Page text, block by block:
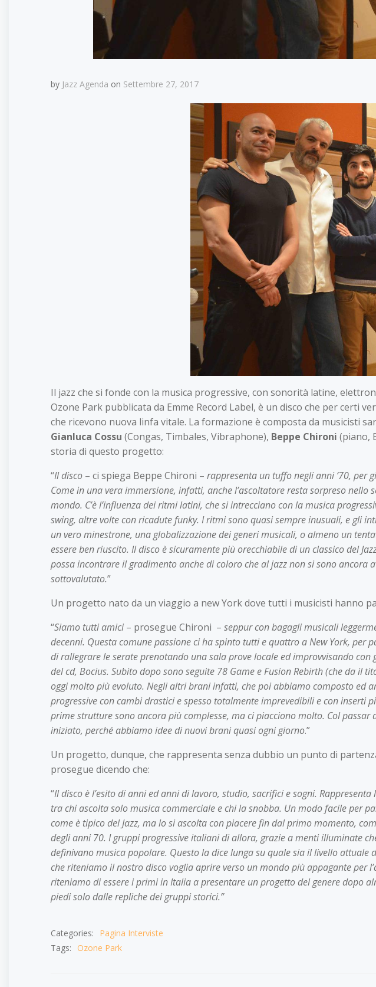
by Jazz Agenda on Settembre 27, 2017
Il jazz che si fonde con la musica progressive, con sonorità latine,
Ozone Park pubblicata da Emme Record Label, è un disco che per certi
che ricevono nuova linfa vitale. La formazione è composta da musicisti
Gianluca Cossu (Congas, Timbales, Vibraphone), Beppe Chironi (piano,
storia di questo progetto:
“Il disco – ci spiega Beppe Chironi – rappresenta un tuffo negli anni ‘70, per
Come in una vera immersione, infatti, anche l’ascoltatore resta sorpreso
mondo. C’è l’influenza dei ritmi latini, che si intrecciano con la musica
swing, altre volte con ricadute funky. I ritmi sono quasi sempre inusuali, e gli
un vero minestrone, una globalizzazione dei generi musicali, o almeno un
essere ben riuscito. Il disco è sicuramente più orecchiabile di un classico del
possa incontrare il gradimento anche di coloro che al jazz non si sono
sottovalutato.”
Un progetto nato da un viaggio a new York dove tutti i musicisti hanno
“Siamo tutti amici – prosegue Chironi – seppur con bagagli musicali
decenni. Questa comune passione ci ha spinto tutti e quattro a New York,
di rallegrare le serate prenotando una sala prove locale ed improvvisando
del cd, Bocius. Subito dopo sono seguite 78 Game e Fusion Rebirth (che da il
oggi molto più evoluto. Negli altri brani infatti, che poi abbiamo composto
progressive con cambi drastici e spesso totalmente imprevedibili e con
prime strutture sono ancora più complesse, ma ci piacciono molto. Col
iniziato, perché abbiamo idee di nuovi brani quasi ogni giorno.”
Un progetto, dunque, che rappresenta senza dubbio un punto di
prosegue dicendo che:
“Il disco è l’esito di anni ed anni di lavoro, studio, sacrifici e sogni.
tra chi ascolta solo musica commerciale e chi la snobba. Un modo facile per
come è tipico del Jazz, ma lo si ascolta con piacere fin dal primo momento,
degli anni 70. I gruppi progressive italiani di allora, grazie a menti illuminate
definivano musica popolare. Questo la dice lunga su quale sia il livello
che riteniamo il nostro disco voglia aprire verso un mondo più appagante per
riteniamo di essere i primi in Italia a presentare un progetto del genere dopo
piedi solo dalle repliche dei gruppi storici.”
Categories:
Pagina Interviste
Tags: Ozone Park